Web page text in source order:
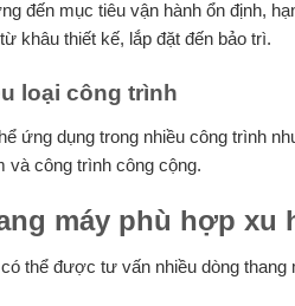
đến mục tiêu vận hành ổn định,
khâu thiết kế, lắp đặt đến bảo trì.
loại công trình
ứng dụng trong nhiều công trình
và công trình công cộng.
máy phù hợp xu
thể được tư vấn nhiều dòng